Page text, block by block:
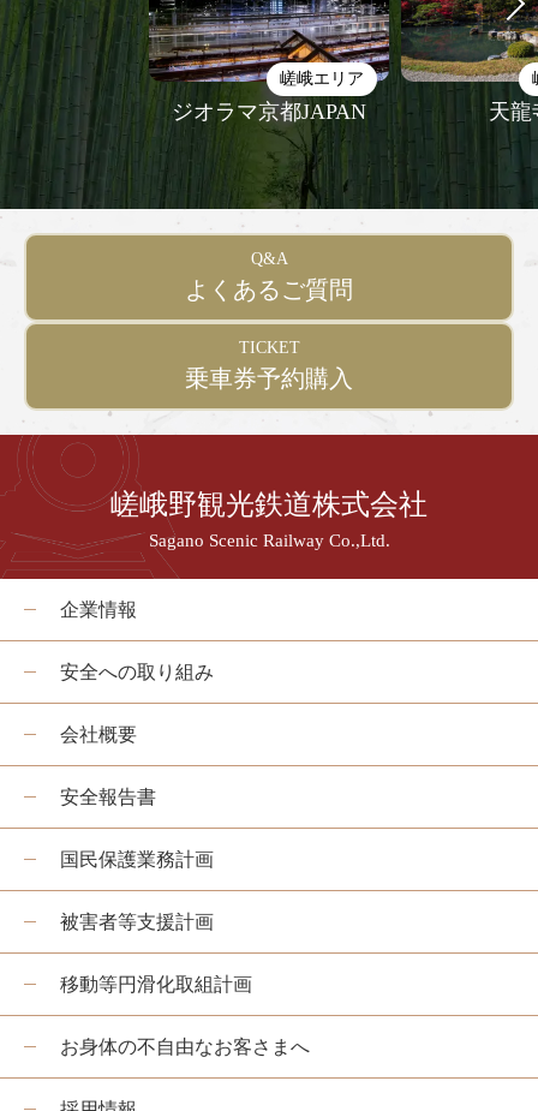
嵯峨エリア
ジオラマ京都JAPAN 天龍
Q&A
よくあるご質問
TICKET
乗車券予約購入
嵯峨野観光鉄道株式会社
Sagano Scenic Railway Co.,Ltd.
企業情報
安全への取り組み
会社概要
安全報告書
国民保護業務計画
被害者等支援計画
移動等円滑化取組計画
お身体の不自由なお客さまへ